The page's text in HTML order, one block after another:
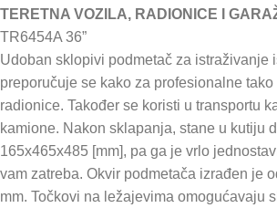
TERETNA VOZILA, RADIONICE I
TR6454A 36”
Udoban sklopivi podmetač za istraživanje
preporučuje se kako za profesionalne
radionice. Također se koristi u transportu
kamione. Nakon sklapanja, stane u kutiju
165x465x485 [mm], pa ga je vrlo
vam zatreba. Okvir podmetača izrađen je
mm. Točkovi na ležajevima omogućavaju